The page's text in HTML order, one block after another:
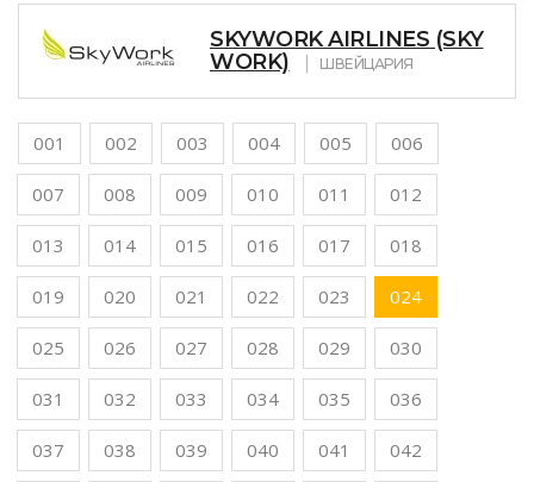
SKYWORK AIRLINES (SKY
WORK)
ШВЕЙЦАРИЯ
001 002 003 004 005 006
007 008 009 010 011 012
013 014 015 016 017 018
019 020 021 022 023 024
025 026 027 028 029 030
031 032 033 034 035 036
037 038 039 040 041 042